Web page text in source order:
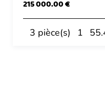
215 000.00 €
3 pièce(s) 1